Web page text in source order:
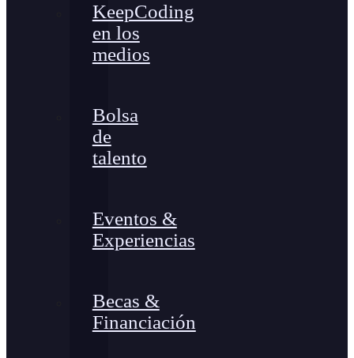
KeepCoding
en los
medios
Bolsa
de
talento
Eventos &
Experiencias
Becas &
Financiación